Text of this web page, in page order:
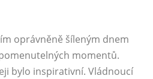
oprávněně šíleným dnem
momentů.
bylo inspirativní. Vládnoucí